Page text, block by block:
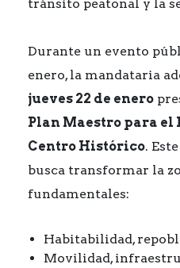
tránsito peatonal y la
Durante un evento
enero, la mandataria
jueves 22 de enero
Plan Maestro para el
Centro Histórico.
busca transformar la
fundamentales:
Habitabilidad,
Movilidad,